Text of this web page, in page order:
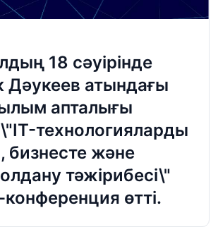
18 сәуірінде
Дәукеев атындағы
апталығы
технологияларды
және
тәжірибесі\"
өтті.